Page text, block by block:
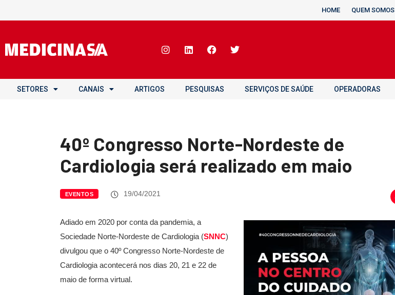
HOME QUEM SOMOS
SETORES CANAIS ARTIGOS PESQUISAS SERVIÇOS DE SAÚDE OPERADORAS
40º Congresso Norte-Nordeste de
Cardiologia será realizado em maio
EVENTOS 19/04/2021
Adiado em 2020 por conta da pandemia, a
Sociedade Norte-Nordeste de Cardiologia (SNNC)
divulgou que o 40º Congresso Norte-Nordeste de
Cardiologia acontecerá nos dias 20, 21 e 22 de
maio de forma virtual.